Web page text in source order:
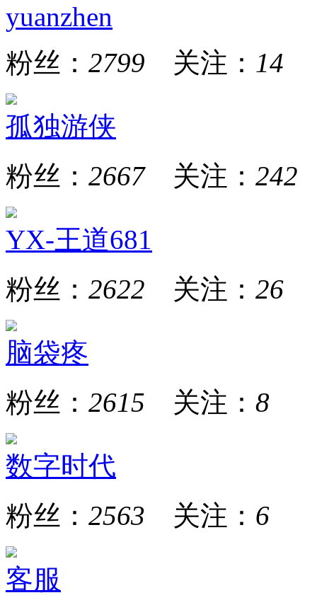
yuanzhen
粉丝： 2799 关注： 14
孤独游侠
粉丝： 2667关注： 242
YX-王道681
粉丝： 2622 关注： 26
脑袋疼
粉丝： 2615 关注： 8
数字时代
粉丝： 2563 关注： 6
客服